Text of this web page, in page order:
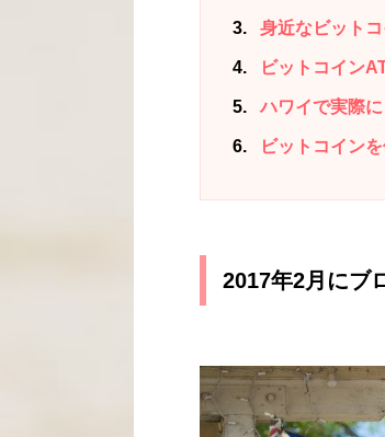
3 身近なビット
4 ビットコイン
5 ハワイで実際
6 ビットコイン
2017年2月にブ